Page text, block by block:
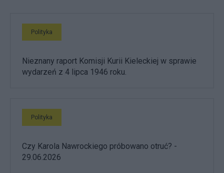
Polityka
Nieznany raport Komisji Kurii Kieleckiej w sprawie
wydarzeń z 4 lipca 1946 roku.
Polityka
Czy Karola Nawrockiego próbowano otruć? -
29.06.2026